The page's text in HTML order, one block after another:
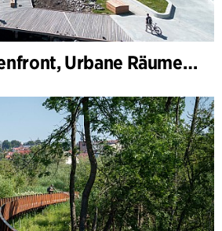
Stigsborg Hafenfront, Urbane Räume und Landschaft